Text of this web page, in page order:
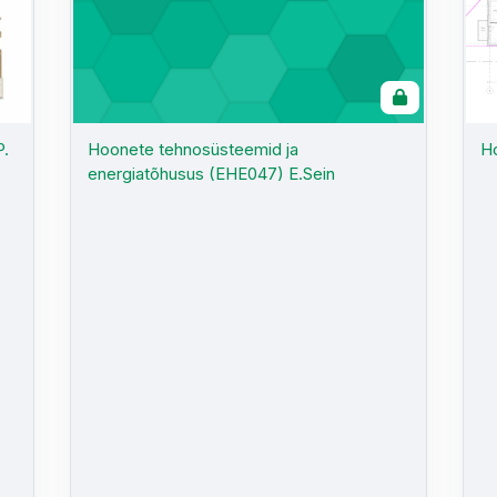
Hoonete tehnosüsteemid ja
energiatõhusus (EHE047) E.Sein